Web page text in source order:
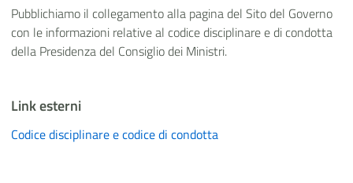
Pubblichiamo il collegamento alla pagina del Sito del Governo
con le informazioni relative al codice disciplinare e di condotta
della Presidenza del Consiglio dei Ministri.
Link esterni
Codice disciplinare e codice di condotta